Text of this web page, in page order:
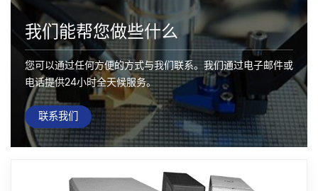
我们能帮您做些什么
您可以通过任何方便的方式与我们联系。我们通过电子邮件或
电话提供24小时全天候服务。
联系我们